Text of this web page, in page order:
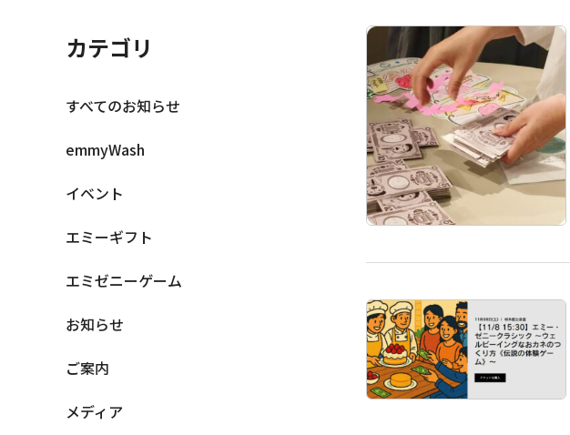
カテゴリ
すべてのお知らせ
emmyWash
イベント
エミーギフト
エミゼニーゲーム
お知らせ
ご案内
メディア